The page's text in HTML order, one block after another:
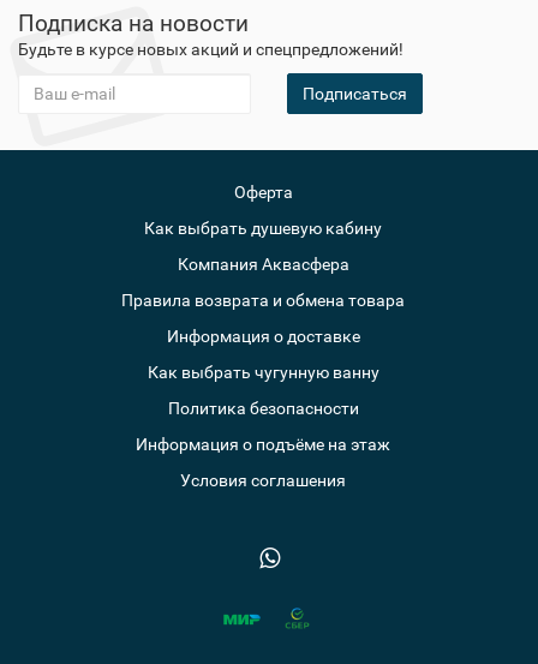
Подписка на новости
Будьте в курсе новых акций и спецпредложений!
Подписаться
Оферта
Как выбрать душевую кабину
Компания Аквасфера
Правила возврата и обмена товара
Информация о доставке
Как выбрать чугунную ванну
Политика безопасности
Информация о подъёме на этаж
Условия соглашения